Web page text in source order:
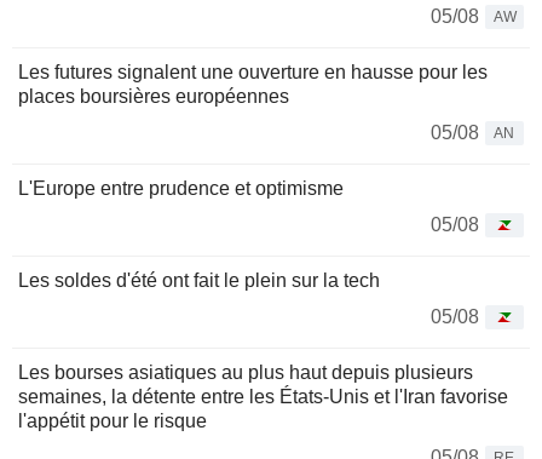
05/08 AW
Les futures signalent une ouverture en hausse pour les
places boursières européennes
05/08
AN
L'Europe entre prudence et optimisme
05/08
Les soldes d'été ont fait le plein sur la tech
05/08
Les bourses asiatiques au plus haut depuis plusieurs
semaines, la détente entre les États-Unis et l'Iran favorise
l'appétit pour le risque